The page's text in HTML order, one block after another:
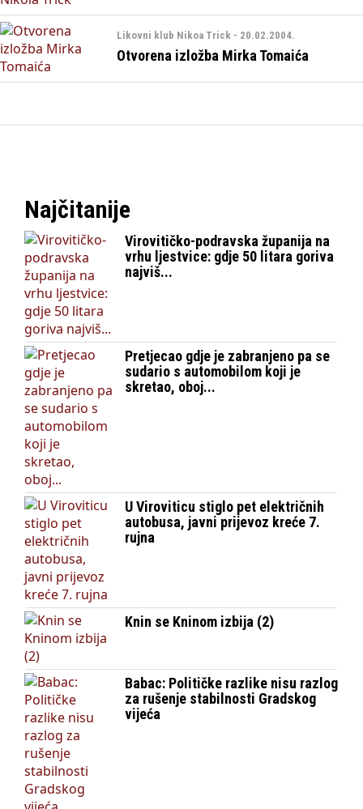
Likovni klub Nikoa Trick - 20.02.2004.
Otvorena izložba Mirka Tomaića
Najčitanije
Virovitičko-podravska županija na
vrhu ljestvice: gdje 50 litara goriva
najviš...
Pretjecao gdje je zabranjeno pa se
sudario s automobilom koji je
skretao, oboj...
U Viroviticu stiglo pet električnih
autobusa, javni prijevoz kreće 7.
rujna
Knin se Kninom izbija (2)
Babac: Političke razlike nisu razlog
za rušenje stabilnosti Gradskog
vijeća